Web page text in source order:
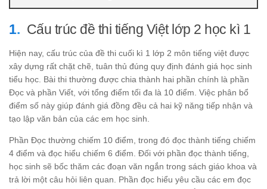
Cấu trúc đề thi tiếng Việt lớp 2 học kì 1
Hiện nay, cấu trúc của đề thi cuối kì 1 lớp 2 môn tiếng việt được
xây dựng rất chặt chẽ, tuân thủ đúng quy định đánh giá học sinh
tiểu học. Bài thi thường được chia thành hai phần chính là phần
Đọc và phần Viết, với tổng điểm tối đa là 10 điểm. Việc phân bổ
điểm số này giúp đánh giá đồng đều cả hai kỹ năng tiếp nhận và
tạo lập văn bản của các em học sinh.
Phần Đọc thường chiếm 10 điểm, trong đó đọc thành tiếng chiếm
4 điểm và đọc hiểu chiếm 6 điểm. Đối với phần đọc thành tiếng,
học sinh sẽ bốc thăm các đoạn văn ngắn trong sách giáo khoa và
trả lời một câu hỏi liên quan. Phần đọc hiểu yêu cầu các em đọc